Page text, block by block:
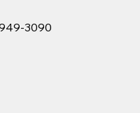
3090